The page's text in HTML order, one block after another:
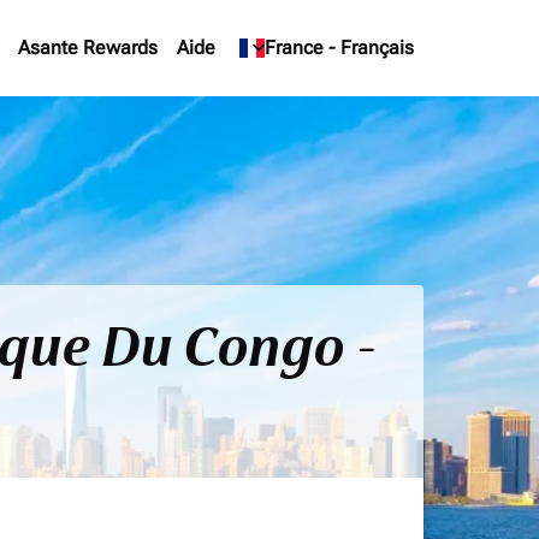
Asante Rewards Aide France - Français
keyboard_arrow_down
Du Congo -